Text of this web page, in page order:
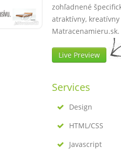
zohľadnené
atraktívny,
Matracenamieru.sk.
Live Preview
Services
Design
HTML/CSS
Javascript